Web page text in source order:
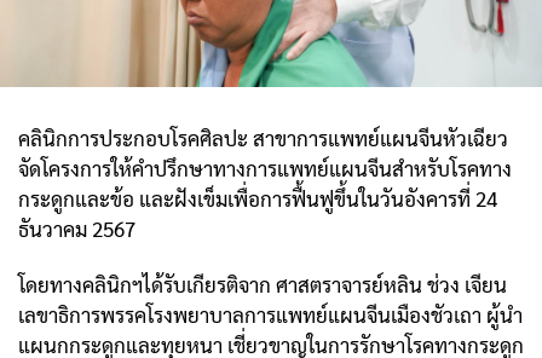
คลินิกการประกอบโรคศิลปะ สาขาการแพทย์แผนจีนหัวเฉียว
จัดโครงการให้คำปรึกษาทางการแพทย์แผนจีนสำหรับโรคทาง
กระดูกและข้อ และฝังเข็มเพื่อการฟื้นฟูขึ้นในวันอังคารที่ 24
ธันวาคม 2567
โดยทางคลินิกฯได้รับเกียรติจาก ศาสตราจารย์หลิน ช่วง เจียน
เลขาธิการพรรคโรงพยาบาลการแพทย์แผนจีนเมืองชัวเถา ผู้นำ
แผนกกระดูกและทุยหนา เชี่ยวขาญในการรักษาโรคทางกระดูก